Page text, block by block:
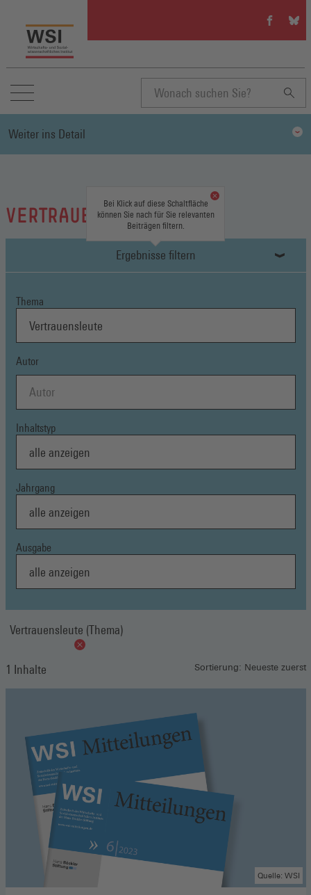
WSI
auf
(Öffnet
in
einem
neuen
WSI
auf
in
Suchbegriff
eingeben
VERTRAUENSLEUTE
Ergebnisse filtern
Bei Klick auf diese Schaltfläche
können Sie nach für Sie relevanten
Beiträgen filtern.
Thema
Autor
Inhaltstyp
Jahrgang
Ausgabe
Vertrauensleute (Thema)
1 Inhalte Sortierung: Neueste zuerst
Quelle: WSI
Weiter ins Detail